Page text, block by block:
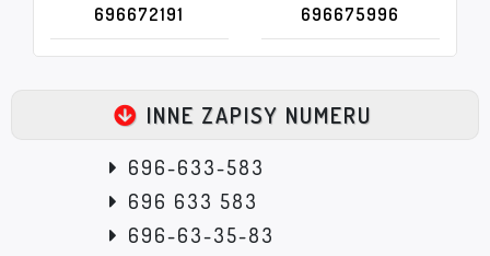
696672191 696675996
INNE ZAPISY NUMERU
696-633-583
696 633 583
696-63-35-83